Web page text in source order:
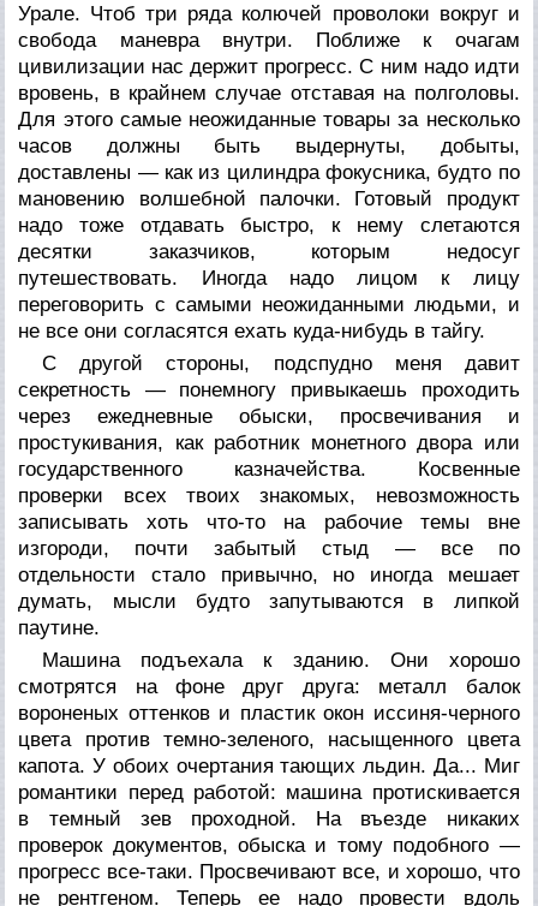
Урале. Чтоб три ряда колючей проволоки вокруг и
свобода маневра внутри. Поближе к очагам
цивилизации нас держит прогресс. С ним надо идти
вровень, в крайнем случае отставая на полголовы.
Для этого самые неожиданные товары за несколько
часов должны быть выдернуты, добыты,
доставлены — как из цилиндра фокусника, будто по
мановению волшебной палочки. Готовый продукт
надо тоже отдавать быстро, к нему слетаются
десятки заказчиков, которым недосуг
путешествовать. Иногда надо лицом к лицу
переговорить с самыми неожиданными людьми, и
не все они согласятся ехать куда-нибудь в тайгу.
С другой стороны, подспудно меня давит
секретность — понемногу привыкаешь проходить
через ежедневные обыски, просвечивания и
простукивания, как работник монетного двора или
государственного казначейства. Косвенные
проверки всех твоих знакомых, невозможность
записывать хоть что-то на рабочие темы вне
изгороди, почти забытый стыд — все по
отдельности стало привычно, но иногда мешает
думать, мысли будто запутываются в липкой
паутине.
Машина подъехала к зданию. Они хорошо
смотрятся на фоне друг друга: металл балок
вороненых оттенков и пластик окон иссиня-черного
цвета против темно-зеленого, насыщенного цвета
капота. У обоих очертания тающих льдин. Да... Миг
романтики перед работой: машина протискивается
в темный зев проходной. На въезде никаких
проверок документов, обыска и тому подобного —
прогресс все-таки. Просвечивают все, и хорошо, что
не рентгеном. Теперь ее надо провести вдоль